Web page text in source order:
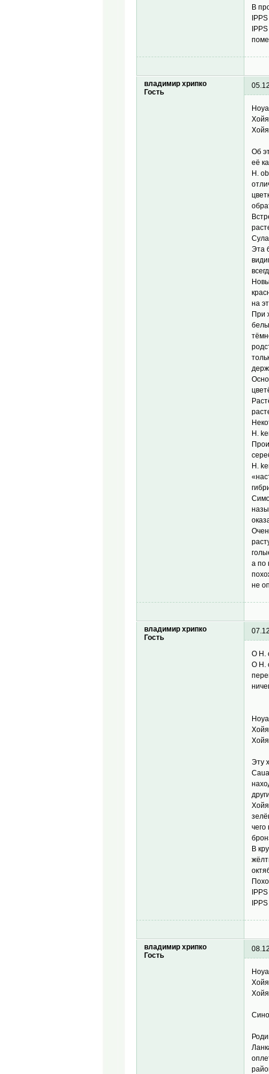
В
владимир хрипко
Гость
Об
её
H.
Эта
на
При
H.
H.
а по
не
владимир хрипко
Гость
О H.
О H.
Эту
В
владимир хрипко
Гость